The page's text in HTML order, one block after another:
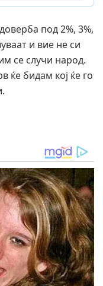
под 2%, 3%,
и вие не си
се случи народ.
ќе бидам кој ќе го